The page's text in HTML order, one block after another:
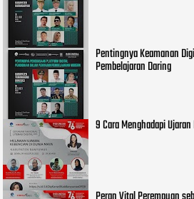
Pentingnya Keamanan
Pembelajaran Daring
9 Cara Menghadapi